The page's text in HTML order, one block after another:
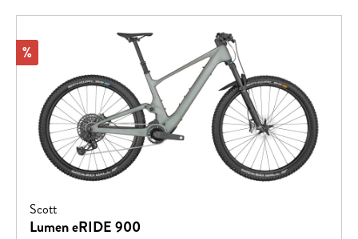
Rabatt
%
Scott
Lumen eRIDE 900